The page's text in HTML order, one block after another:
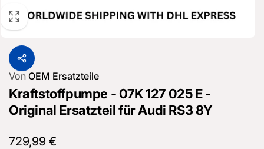
Von OEM Ersatzteile
Kraftstoffpumpe - 07K 127 025 E -
Original Ersatzteil für Audi RS3 8Y
Normaler
729,99 €